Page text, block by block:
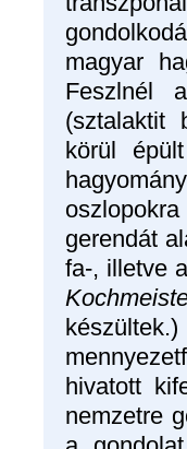
magyar
Feszlnél
(sztalaktit
körül
gerendát
fa-, illetve
hivatott
nemzetre